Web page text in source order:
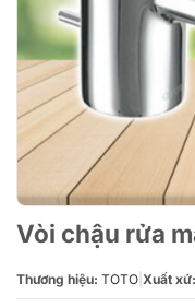
Vòi chậu rửa
Thương hiệu: TOTO Xuất xứ: